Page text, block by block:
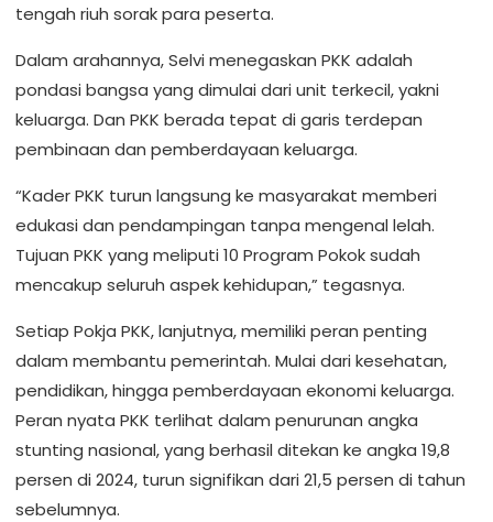
tengah riuh sorak para peserta.
Dalam arahannya, Selvi menegaskan PKK adalah
pondasi bangsa yang dimulai dari unit terkecil, yakni
keluarga. Dan PKK berada tepat di garis terdepan
pembinaan dan pemberdayaan keluarga.
“Kader PKK turun langsung ke masyarakat memberi
edukasi dan pendampingan tanpa mengenal lelah.
Tujuan PKK yang meliputi 10 Program Pokok sudah
mencakup seluruh aspek kehidupan,” tegasnya.
Setiap Pokja PKK, lanjutnya, memiliki peran penting
dalam membantu pemerintah. Mulai dari kesehatan,
pendidikan, hingga pemberdayaan ekonomi keluarga.
Peran nyata PKK terlihat dalam penurunan angka
stunting nasional, yang berhasil ditekan ke angka 19,8
persen di 2024, turun signifikan dari 21,5 persen di tahun
sebelumnya.